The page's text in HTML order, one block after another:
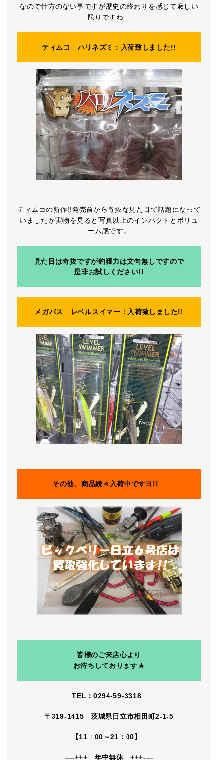
なので仕方のない事ですが歴史の終わりを感じて寂しい
限りですね…
ティムコ ハリネズミ：入荷致しました!!
ティムコの新作!!発売前から奇抜な見た目で話題になって
いましたが実物を見ると写真以上のインパクトとボリュ
ーム感です。
見た目は奇抜ですが釣獲力は文句無しですので
是非お試しください!!
メガバス レベルスイマー：入荷致しました!!
その他、商品続々入荷中ですヨ!!
皆様のご来店心より
お待ちしております★
TEL：0294-59-3318
〒319-1415 茨城県日立市相田町2-1-5
【11：00～21：00】
—-+++ 年中無休 +++-—